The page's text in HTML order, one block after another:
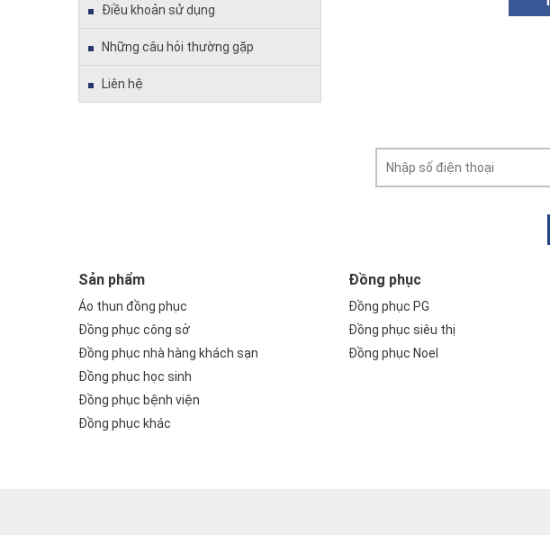
Điều khoản sử dụng
Những câu hỏi thường gặp
Liên hệ
Sản phẩm
Áo thun đồng phục
Đồng phục công sở
Đồng phục nhà hàng khách sạn
Đồng phục học sinh
Đồng phục bệnh viện
Đồng phục khác
Đồng phục
Đồng phục PG
Đồng phục siêu thị
Đồng phục Noel